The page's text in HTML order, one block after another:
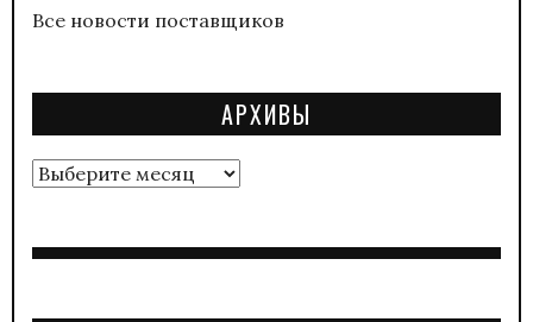
Все новости поставщиков
АРХИВЫ
Архивы